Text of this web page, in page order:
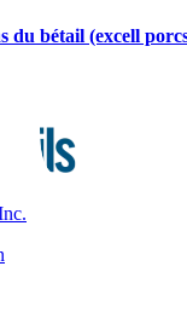
du bétail (excell